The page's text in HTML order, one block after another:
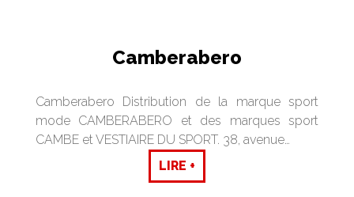
Camberabero
Camberabero Distribution de la marque sport
mode CAMBERABERO et des marques sport
CAMBE et VESTIAIRE DU SPORT. 38, avenue…
LIRE +